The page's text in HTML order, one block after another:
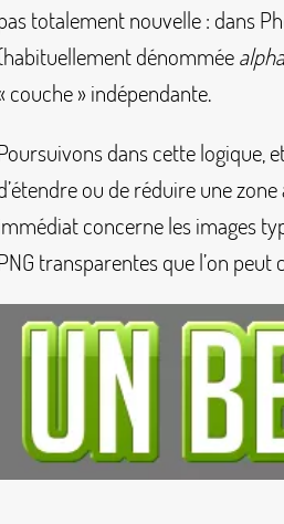
totalement nouvelle : dans
dénomméealpha
couche» indépendante.
dans cette logique,
ou de réduire une
concerne les images
transparentes que l’on